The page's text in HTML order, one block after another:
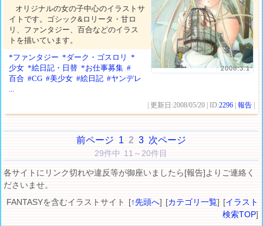
2008.3.1
オリジナルの女の子中心のイラストサ
イトです。ゴシック&ロリータ・甘ロ
リ、ファンタジー、百合などのイラス
トを描いています。
*ファンタジー *ダーク・ゴスロリ
*
少女 *絵日記・日替 *お仕事募集 #
百合 #CG #美少女 #絵日記 #ヤンデレ
...
| 更新日:2008/05/20 | ID:2296 |報告
前ページ 1 2 3 次ページ
29件中 11～20件目
各サイトにリンク切れや違反等が御座いましたら[報告]よりご連絡く
ださいませ。
FANTASYを含むイラストサイト [↑先頭へ] [カテゴリ一覧] [イラスト
検索TOP]